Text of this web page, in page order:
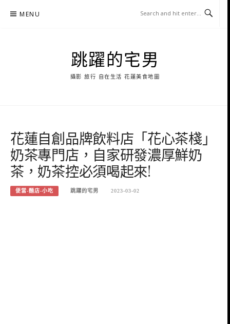
MENU
跳躍的宅男
攝影 旅行 自在生活 花蓮美食地圖
花蓮自創品牌飲料店「花心茶棧」
奶茶專門店，自家研發濃厚鮮奶
茶，奶茶控必須喝起來!
便當-麵店-小吃 跳躍的宅男 2023-03-02